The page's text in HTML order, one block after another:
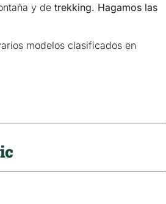
y de trekking. Hagamos las
modelos clasificados en